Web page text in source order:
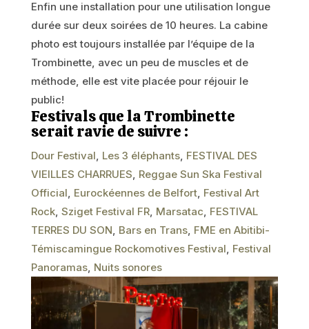
Enfin une installation pour une utilisation longue
durée sur deux soirées de 10 heures. La cabine
photo est toujours installée par l’équipe de la
Trombinette, avec un peu de muscles et de
méthode, elle est vite placée pour réjouir le
public!
Festivals que la Trombinette
serait ravie de suivre :
Dour Festival Les 3 éléphants, FESTIVAL DES
VIEILLES CHARRUES Reggae Sun Ska Festival
Official Eurockéennes de Belfort, Festival Art
Rock, Sziget Festival FR, Marsatac FESTIVAL
TERRES DU SON Bars en Trans, FME en Abitibi-
Témiscamingue Rockomotives Festival Festival
Panoramas, Nuits sonores